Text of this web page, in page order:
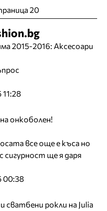
20
2015-2016: Аксесоари
онкоболен!
все още е къса но
сигурност ще я даря
00:38
сватбени рокли на Julia